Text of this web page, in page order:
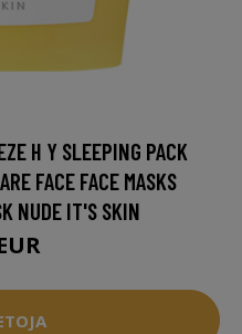
H Y SLEEPING PACK
FACE FACE MASKS
NUDE IT'S SKIN